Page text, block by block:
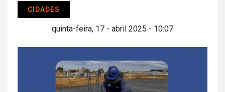
CIDADES
quinta-feira, 17 - abril 2025 - 10:07